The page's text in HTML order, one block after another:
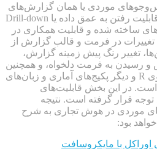
موردی یا همان گزارش‌های
Ad-hoc ، المان‌هایی همچون قابلیت رفتن به عمق داده یا Drill-down
ساخته شده و قابلیت همکاری در
در فرمت و قالب گزارش از
تغییر رنگ پیش زمینه گزارش،
و رسیدن به فرمت دلخواه، و همچنین
قابلیت ارتباط با زبان داده‎کاوی R و دیگر پکیج‌های آماری و زبان‌های
است. در این بخش قابلیت‌های
قرار گرفته است. نتیجه
موردی در هوش تجاری به شرح
بود: